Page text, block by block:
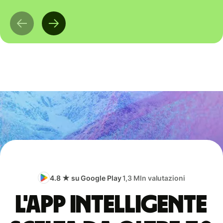
4.8 ★ su Google Play1,3 Mln valutazioni
L'app intelligente